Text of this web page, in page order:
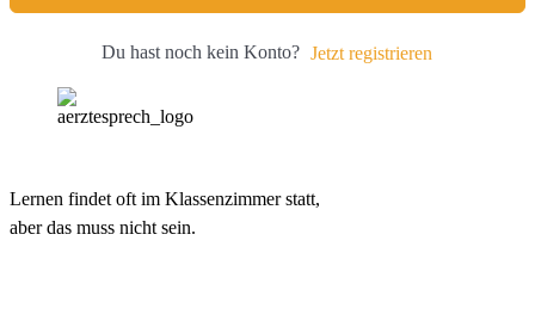
Du hast noch kein Konto? Jetzt registrieren
Lernen findet oft im Klassenzimmer statt,
aber das muss nicht sein.